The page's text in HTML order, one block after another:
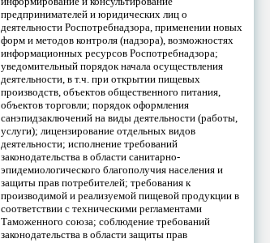
предпринимателей и юридических лиц о
деятельности Роспотребнадзора, применении новых
форм и методов контроля (надзора), возможностях
информационных ресурсов Роспотребнадзора;
уведомительный порядок начала осуществления
деятельности, в т.ч. при открытии пищевых
производств, объектов общественного питания,
объектов торговли; порядок оформления
санэпидзаключений на виды деятельности (работы,
услуги); лицензирование отдельных видов
деятельности; исполнение требований
законодательства в области санитарно-
эпидемиологического благополучия населения и
защиты прав потребителей; требования к
производимой и реализуемой пищевой продукции в
соответствии с техническими регламентами
Таможенного союза; соблюдение требований
законодательства в области защиты прав